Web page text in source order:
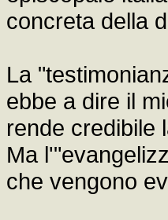
concreta della
La
ebbe a dire il
rende credibile
Ma
che vengono